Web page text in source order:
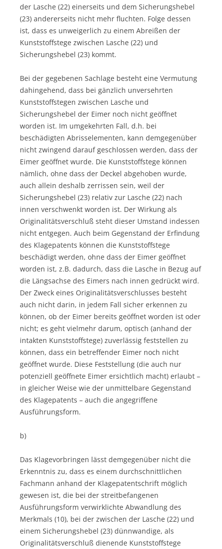
der Lasche (22) einerseits und dem Sicherungshebel
(23) andererseits nicht mehr fluchten. Folge dessen
ist, dass es unweigerlich zu einem Abreißen der
Kunststoffstege zwischen Lasche (22) und
Sicherungshebel (23) kommt.
Bei der gegebenen Sachlage besteht eine Vermutung
dahingehend, dass bei gänzlich unversehrten
Kunststoffstegen zwischen Lasche und
Sicherungshebel der Eimer noch nicht geöffnet
worden ist. Im umgekehrten Fall, d.h. bei
beschädigten Abrisselementen, kann demgegenüber
nicht zwingend darauf geschlossen werden, dass der
Eimer geöffnet wurde. Die Kunststoffstege können
nämlich, ohne dass der Deckel abgehoben wurde,
auch allein deshalb zerrissen sein, weil der
Sicherungshebel (23) relativ zur Lasche (22) nach
innen verschwenkt worden ist. Der Wirkung als
Originalitätsverschluß steht dieser Umstand indessen
nicht entgegen. Auch beim Gegenstand der Erfindung
des Klagepatents können die Kunststoffstege
beschädigt werden, ohne dass der Eimer geöffnet
worden ist, z.B. dadurch, dass die Lasche in Bezug auf
die Längsachse des Eimers nach innen gedrückt wird.
Der Zweck eines Originalitätsverschlusses besteht
auch nicht darin, in jedem Fall sicher erkennen zu
können, ob der Eimer bereits geöffnet worden ist oder
nicht; es geht vielmehr darum, optisch (anhand der
intakten Kunststoffstege) zuverlässig feststellen zu
können, dass ein betreffender Eimer noch nicht
geöffnet wurde. Diese Feststellung (die auch nur
potenziell geöffnete Eimer ersichtlich macht) erlaubt –
in gleicher Weise wie der unmittelbare Gegenstand
des Klagepatents – auch die angegriffene
Ausführungsform.
b)
Das Klagevorbringen lässt demgegenüber nicht die
Erkenntnis zu, dass es einem durchschnittlichen
Fachmann anhand der Klagepatentschrift möglich
gewesen ist, die bei der streitbefangenen
Ausführungsform verwirklichte Abwandlung des
Merkmals (10), bei der zwischen der Lasche (22) und
einem Sicherungshebel (23) dünnwandige, als
Originalitätsverschluß dienende Kunststoffstege